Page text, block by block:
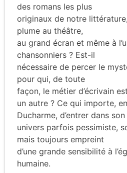
des romans les plus
originaux de notre
plume au théâtre,
au grand écran et même à
chansonniers ? Est-il
nécessaire de percer le
pour qui, de toute
façon, le métier d’écrivain
un autre ? Ce qui importe,
Ducharme, d’entrer dans son
univers parfois pessimiste,
mais toujours empreint
d’une grande sensibilité à
humaine.